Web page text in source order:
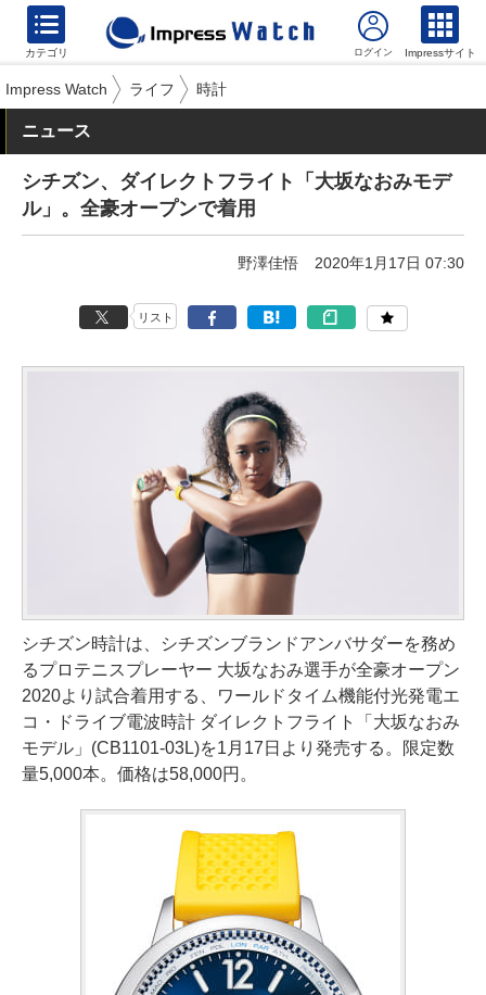
カテゴリ Impressサイト
Impress Watch ライフ 時計
ニュース
シチズン、ダイレクトフライト「大坂なおみモデ
ル」。全豪オープンで着用
野澤佳悟 2020年1月17日 07:30
リスト
シチズン時計は、シチズンブランドアンバサダーを務め
るプロテニスプレーヤー 大坂なおみ選手が全豪オープン
2020より試合着用する、ワールドタイム機能付光発電エ
コ・ドライブ電波時計 ダイレクトフライト「大坂なおみ
モデル」(CB1101-03L)を1月17日より発売する。限定数
量5,000本。価格は58,000円。